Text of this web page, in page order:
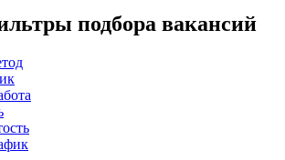
подбора вакансий